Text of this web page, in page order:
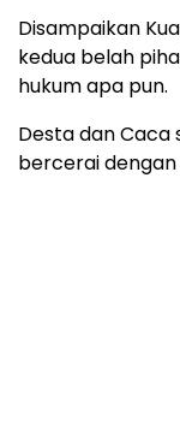
Disampaikan
kedua belah
hukum apa pun.
Desta dan Caca
bercerai